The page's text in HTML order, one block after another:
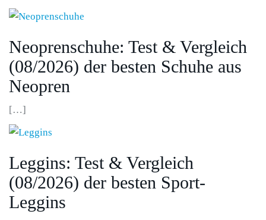
Neoprenschuhe: Test & Vergleich
(08/2026) der besten Schuhe aus
Neopren
[…]
Leggins: Test & Vergleich
(08/2026) der besten Sport-
Leggins